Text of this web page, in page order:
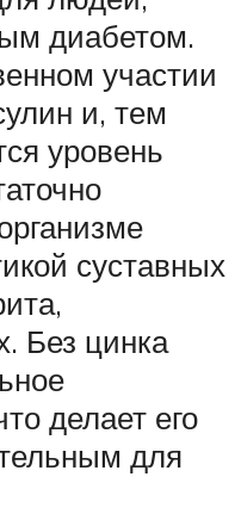
диабетом.
участии
и, тем
уровень
суставных
Без цинка
делает его
для